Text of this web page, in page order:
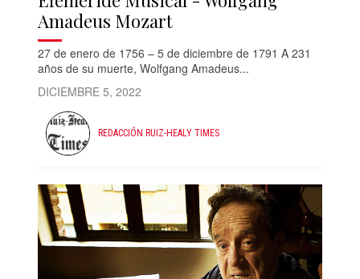
Amadeus Mozart
27 de enero de 1756 – 5 de diciembre de 1791 A 231
años de su muerte, Wolfgang Amadeus...
DICIEMBRE 5, 2022
REDACCIÓN RUIZ-HEALY TIMES